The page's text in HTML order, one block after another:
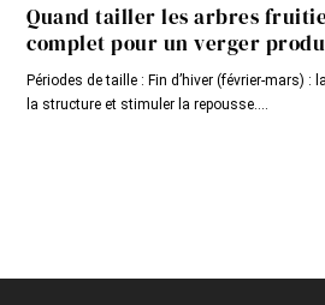
Quand tailler les arbres
complet pour un verger
Périodes de taille : Fin d’hiver (février-mars) :
la structure et stimuler la repousse....